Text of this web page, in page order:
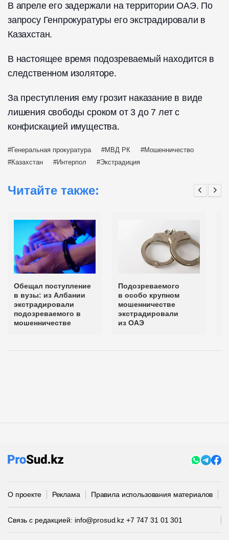
В апреле его задержали на территории ОАЭ. По
запросу Генпрокуратуры его экстрадировали в
Казахстан.
В настоящее время подозреваемый находится в
следственном изоляторе.
За преступления ему грозит наказание в виде
лишения свободы сроком от 3 до 7 лет с
конфискацией имущества.
Генеральная прокуратура МВД РК
Мошенничество
Казахстан
Интерпол Экстрадиция
Читайте также:
Обещал поступление
в вузы: из Албании
экстрадировали
подозреваемого в
мошенничестве
Подозреваемого
в особо крупном
мошенничестве
экстрадировали
из ОАЭ
О проекте Реклама Правила использования материалов
Связь с редакцией: info@prosud.kz +7 747 31 01 301